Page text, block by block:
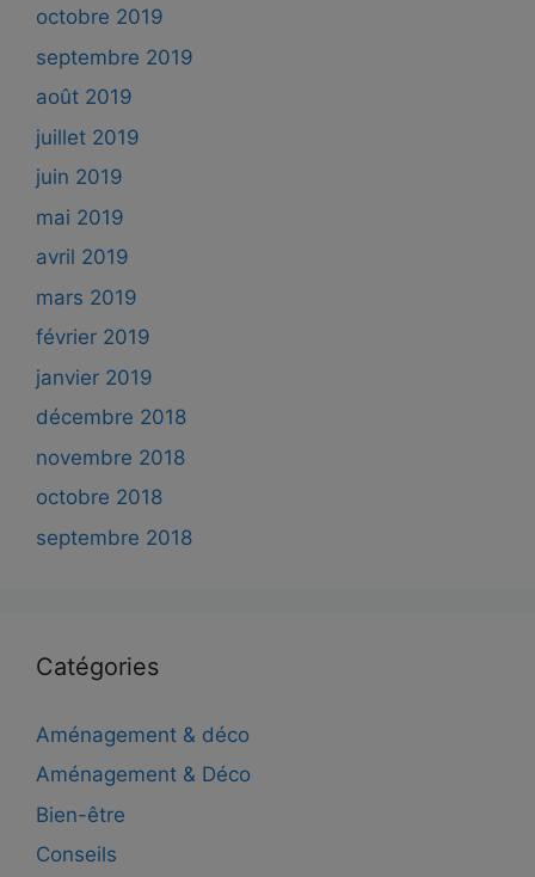
octobre 2019
septembre 2019
août 2019
juillet 2019
juin 2019
mai 2019
avril 2019
mars 2019
février 2019
janvier 2019
décembre 2018
novembre 2018
octobre 2018
septembre 2018
Catégories
Aménagement & déco
Aménagement & Déco
Bien-être
Conseils